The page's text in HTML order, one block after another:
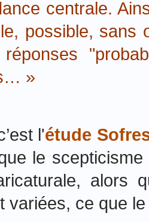
centrale.
possible, sans
»
l'étude
le
alors
variées, ce que